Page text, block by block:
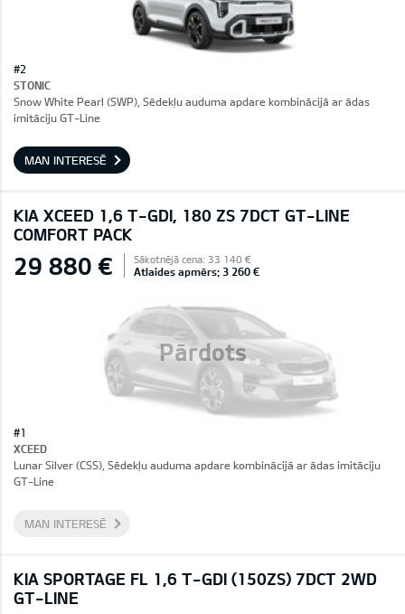
#2
STONIC
Snow White Pearl (SWP), Sēdekļu auduma apdare kombinācijā ar ādas
imitāciju GT-Line
MAN INTERESĒ
KIA XCEED 1,6 T-GDI, 180 ZS 7DCT GT-LINE
COMFORT PACK
Pārdots
29 880 € Sākotnējā cena: 33 140 €
Atlaides apmērs: 3 260 €
#1
XCEED
Lunar Silver (CSS), Sēdekļu auduma apdare kombinācijā ar ādas imitāciju
GT-Line
MAN INTERESĒ
KIA SPORTAGE FL 1,6 T-GDI (150ZS) 7DCT 2WD
GT-LINE